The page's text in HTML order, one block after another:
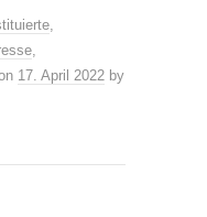
17. April 2022 by